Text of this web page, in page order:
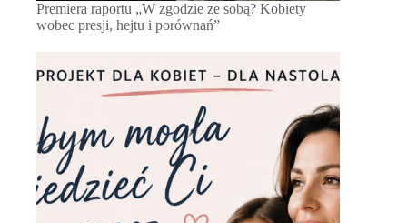
Premiera raportu „W zgodzie ze sobą? Kobiety
wobec presji, hejtu i porównań”